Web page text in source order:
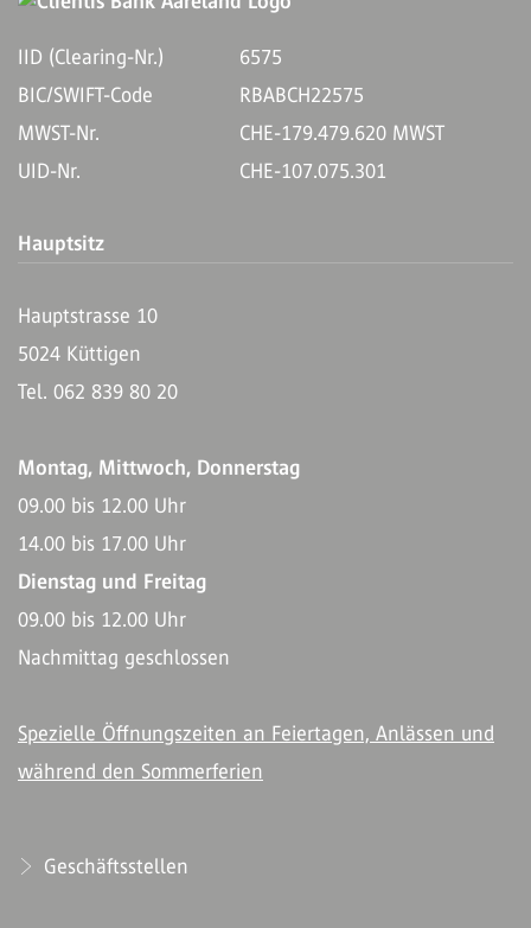
IID (Clearing-Nr.)
6575
BIC/SWIFT-Code
RBABCH22575
MWST-Nr.
CHE-179.479.620 MWST
UID-Nr.
CHE-107.075.301
Hauptsitz
Hauptstrasse 10
5024 Küttigen
Tel. 062 839 80 20
Montag, Mittwoch, Donnerstag
09.00 bis 12.00 Uhr
14.00 bis 17.00 Uhr
Dienstag und Freitag
09.00 bis 12.00 Uhr
Nachmittag geschlossen
Spezielle Öffnungszeiten an Feiertagen, Anlässen und
während den Sommerferien
Geschäftsstellen